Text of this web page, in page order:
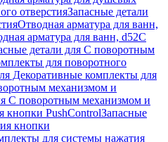
отверстияЗапасные детали
Отводная арматура для ванн,
арматура для ванн, d52С
детали для С поворотным
для поворотного
Декоративные комплекты для
механизмом и
С поворотным механизмом и
кнопки PushControlЗапасные
кнопки
для системы нажатия